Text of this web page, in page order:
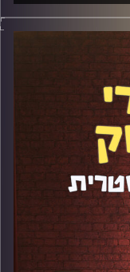
מועדוני הסטנדאפ
לעסוק בקומדיה
הכי גדולים
עוד פרק חובה